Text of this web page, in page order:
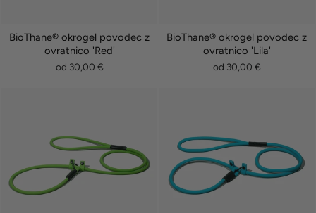
BioThane® okrogel povodec z
ovratnico 'Red'
od 30,00 €
BioThane® okrogel povodec z
ovratnico 'Lila'
od 30,00 €